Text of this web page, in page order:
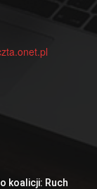
koalicji: Ruch